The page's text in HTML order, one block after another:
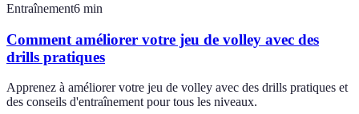
Entraînement6 min
Comment améliorer votre jeu de volley avec des
drills pratiques
Apprenez à améliorer votre jeu de volley avec des drills pratiques et
des conseils d'entraînement pour tous les niveaux.